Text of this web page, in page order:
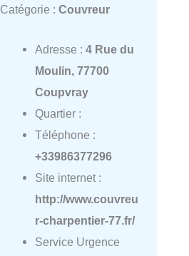
Catégorie : Couvreur
Adresse : 4 Rue du
Moulin, 77700
Coupvray
Quartier :
Téléphone :
+33986377296
Site internet :
http://www.couvreu
r-charpentier-77.fr/
Service Urgence